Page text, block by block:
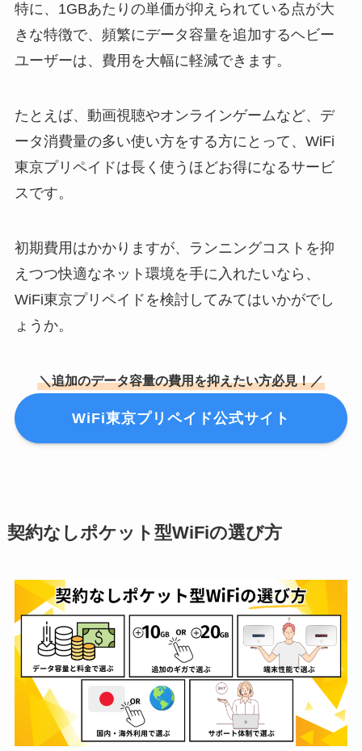
特に、1GBあたりの単価が抑えられている点が大
きな特徴で、頻繁にデータ容量を追加するヘビー
ユーザーは、費用を大幅に軽減できます。
たとえば、動画視聴やオンラインゲームなど、デ
ータ消費量の多い使い方をする方にとって、WiFi
東京プリペイドは長く使うほどお得になるサービ
スです。
初期費用はかかりますが、ランニングコストを抑
えつつ快適なネット環境を手に入れたいなら、
WiFi東京プリペイドを検討してみてはいかがでし
ょうか。
＼追加のデータ容量の費用を抑えたい方必見！／
WiFi東京プリペイド公式サイト
契約なしポケット型WiFiの選び方